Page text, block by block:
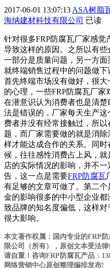
2017-06-01 13:07:13 ASA树脂
海纳建材科技有限公司 已读
针对很多FRP防腐瓦厂家感
导致这样的原因。之所以有些
一部分是质量问题，另一方
就终端销售过程中的问题做下
首先终端市场没有做好，很
的心理，一些FRP防腐瓦厂家
在潜意识认为消费者也是清
法是错误的，厂家每天生产
费者并没有经常接触过，所
题，而厂家需要做的就是消
样才能达成合作的关系。同
候，往往感性消费占上风，
店的实际情况的影响，并不
告，这一点是需要FRP防腐瓦
有足够的文章可做了。第二
金的影响很多的中小型企业
致品牌的知名度偏低，这样
很大影响。
本文著作权属：国内专业的FRP
限公司（所有），原创文本受法
请自重！咨询FRP防腐瓦产品：
网络营销中心原创整理编排发布!